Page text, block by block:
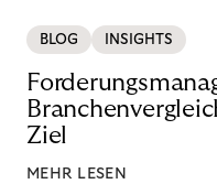
BLOG INSIGHTS
Ziel
MEHR LESEN